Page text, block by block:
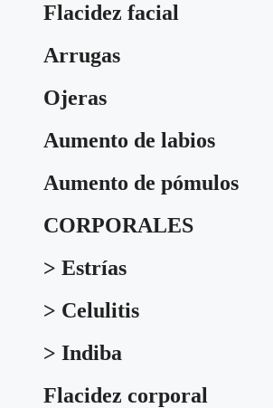
Flacidez facial
Arrugas
Ojeras
Aumento de labios
Aumento de pómulos
CORPORALES
> Estrías
> Celulitis
> Indiba
Flacidez corporal